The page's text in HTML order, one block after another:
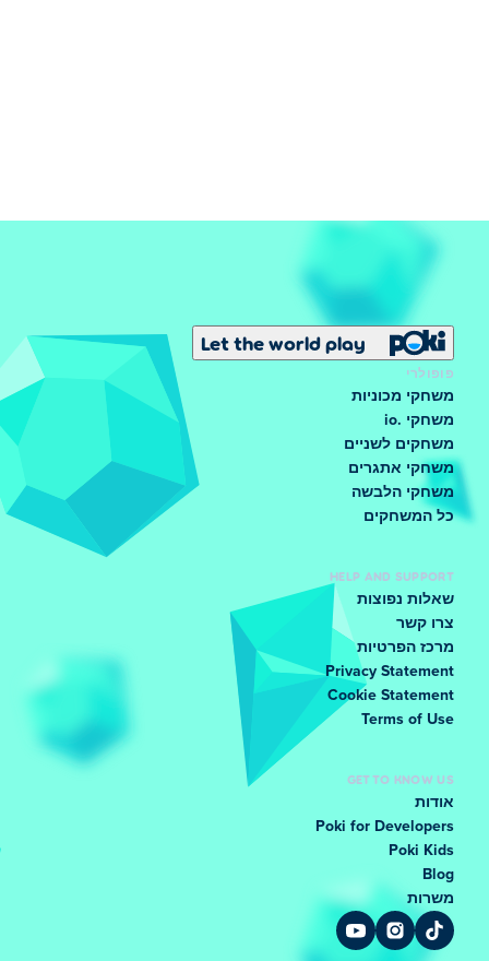
Let the world play
פופולרי
משחקי מכוניות
משחקי .io
משחקים לשניים
משחקי אתגרים
משחקי הלבשה
כל המשחקים
HELP AND SUPPORT
שאלות נפוצות
צרו קשר
מרכז הפרטיות
Privacy Statement
Cookie Statement
Terms of Use
GET TO KNOW US
אודות
Poki for Developers
Poki Kids
Blog
משרות